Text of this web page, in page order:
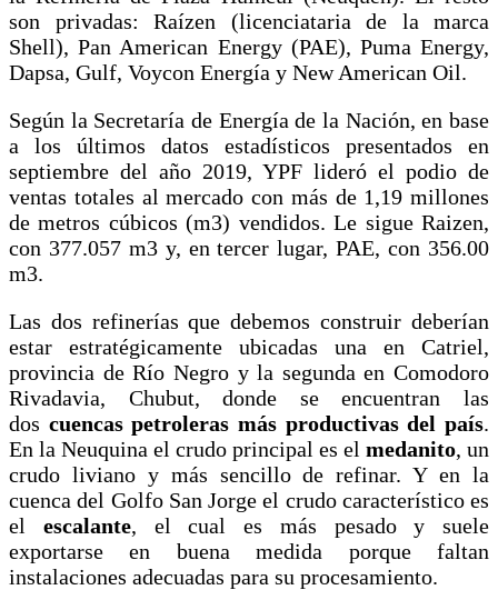
son privadas: Raízen (licenciataria de la marca
Shell), Pan American Energy (PAE), Puma Energy,
Dapsa, Gulf, Voycon Energía y New American Oil.
Según la Secretaría de Energía de la Nación, en base
a los últimos datos estadísticos presentados en
septiembre del año 2019, YPF lideró el podio de
ventas totales al mercado con más de 1,19 millones
de metros cúbicos (m3) vendidos. Le sigue Raizen,
con 377.057 m3 y, en tercer lugar, PAE, con 356.00
m3.
Las dos refinerías que debemos construir deberían
estar estratégicamente ubicadas una en Catriel,
provincia de Río Negro y la segunda en Comodoro
Rivadavia, Chubut, donde se encuentran las
dos cuencas petroleras más productivas del país.
En la Neuquina el crudo principal es el medanito, un
crudo liviano y más sencillo de refinar. Y en la
cuenca del Golfo San Jorge el crudo característico es
el escalante, el cual es más pesado y suele
exportarse en buena medida porque faltan
instalaciones adecuadas para su procesamiento.